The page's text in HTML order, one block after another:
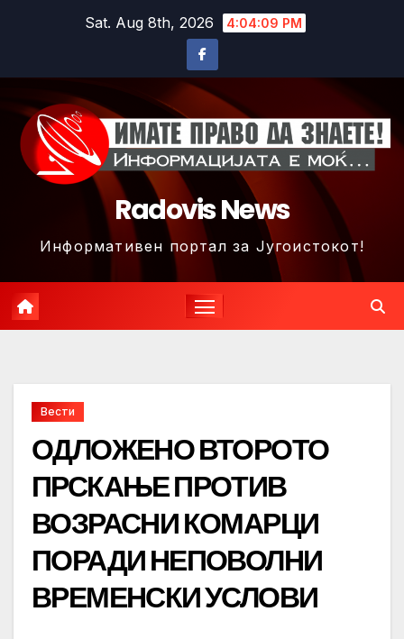
Sat. Aug 8th, 2026 4:04:12 PM
Radovis News
Информативен портал за Југоистокот!
Вести
ОДЛОЖЕНО ВТОРОТО
ПРСКАЊЕ ПРОТИВ
ВОЗРАСНИ КОМАРЦИ
ПОРАДИ НЕПОВОЛНИ
ВРЕМЕНСКИ УСЛОВИ